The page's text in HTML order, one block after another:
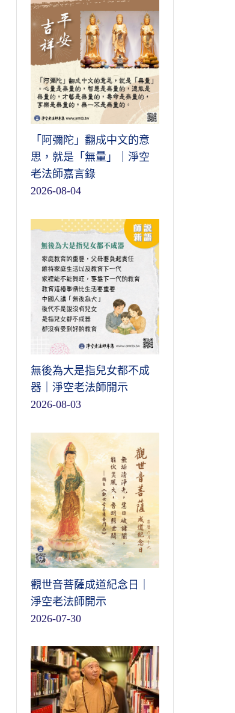
「阿彌陀」翻成中文的意
思，就是「無量」｜淨空
老法師嘉言錄
2026-08-04
無後為大是指兒女都不成
器｜淨空老法師開示
2026-08-03
觀世音菩薩成道紀念日｜
淨空老法師開示
2026-07-30